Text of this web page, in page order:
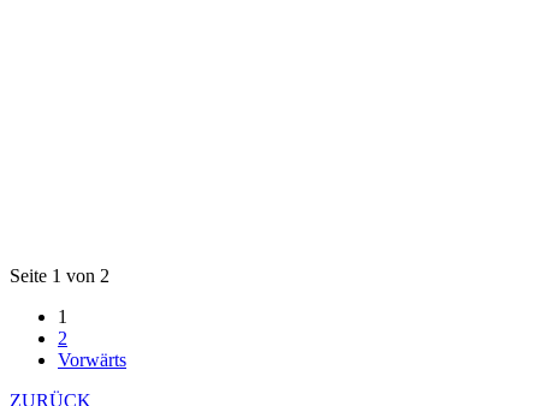
Seite 1 von 2
1
2
Vorwärts
ZURÜCK